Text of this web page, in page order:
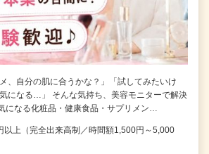
メ、自分の肌に合うかな？」「試してみたいけ
になる…」 そんな気持ち、美容モニターで解決
になる化粧品・健康食品・サプリメン…
以上（完全出来高制／時間額1,500円～5,000